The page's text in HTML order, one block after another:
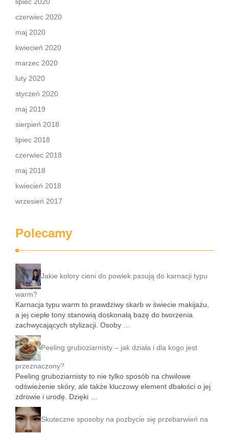
czerwiec 2020
maj 2020
kwiecień 2020
marzec 2020
luty 2020
styczeń 2020
maj 2019
sierpień 2018
lipiec 2018
czerwiec 2018
maj 2018
kwiecień 2018
wrzesień 2017
Polecamy
Jakie kolory cieni do powiek pasują do karnacji typu
warm?
Karnacja typu warm to prawdziwy skarb w świecie makijażu,
a jej ciepłe tony stanowią doskonałą bazę do tworzenia
zachwycających stylizacji. Osoby …
Peeling gruboziarnisty – jak działa i dla kogo jest
przeznaczony?
Peeling gruboziarnisty to nie tylko sposób na chwilowe
odświeżenie skóry, ale także kluczowy element dbałości o jej
zdrowie i urodę. Dzięki …
Skuteczne sposoby na pozbycie się przebarwień na